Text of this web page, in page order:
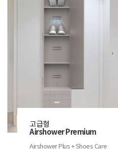
고급형
Airshower Premium
Airshower Plus + Shoes Care